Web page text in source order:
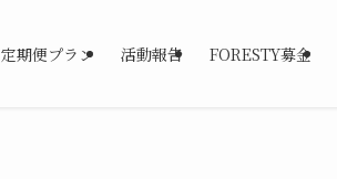
定期便プラン 活動報告 FORESTY募金